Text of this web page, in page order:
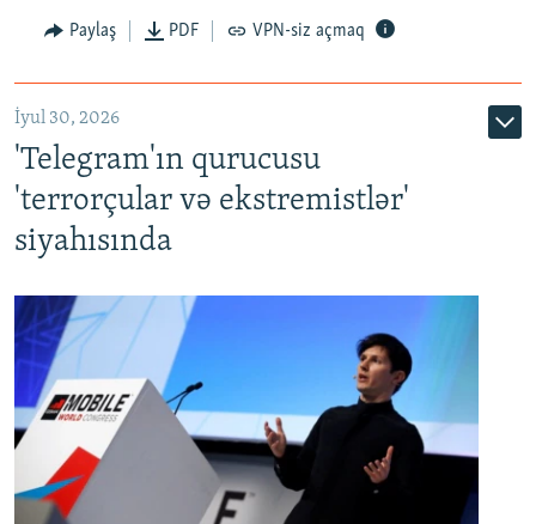
Paylaş PDF VPN-siz açmaq
İyul 30, 2026
'Telegram'ın qurucusu
'terrorçular və ekstremistlər'
siyahısında